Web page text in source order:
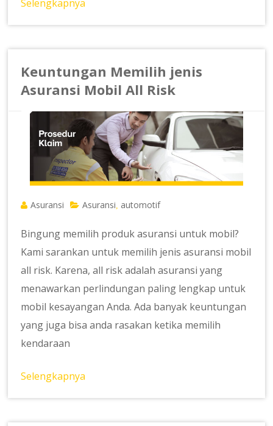
Selengkapnya
Keuntungan Memilih jenis
Asuransi Mobil All Risk
Asuransi Asuransi automotif
Bingung memilih produk asuransi untuk mobil?
Kami sarankan untuk memilih jenis asuransi mobil
all risk. Karena, all risk adalah asuransi yang
menawarkan perlindungan paling lengkap untuk
mobil kesayangan Anda. Ada banyak keuntungan
yang juga bisa anda rasakan ketika memilih
kendaraan
Selengkapnya